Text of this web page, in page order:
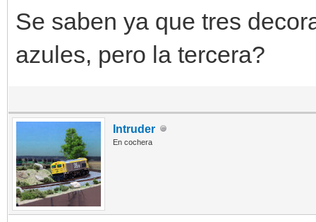
Se saben ya que tres
azules, pero la tercera?
Intruder
En cochera